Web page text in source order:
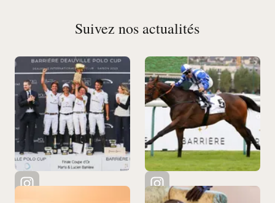
Suivez nos actualités